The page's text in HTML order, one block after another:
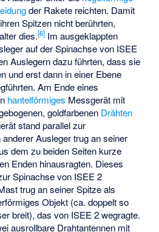
der Rakete reichten. Damit
Spitzen nicht berührten,
dies.[6] Im ausgeklappten
auf der Spinachse von ISEE
Auslegern dazu führten, dass sie
und erst dann in einer Ebene
Am Ende eines
hantelförmiges Messgerät mit
goldfarbenen Drähten
stand parallel zur
Ausleger trug an seiner
dem zu beiden Seiten kurze
Enden hinausragten. Dieses
Spinachse von ISEE 2
trug an seiner Spitze als
Objekt (ca. doppelt so
breit), das von ISEE 2 wegragte.
ausrollbare Drahtantennen mit